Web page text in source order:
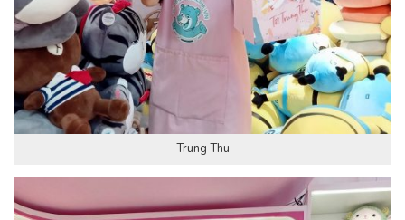
Trung Thu